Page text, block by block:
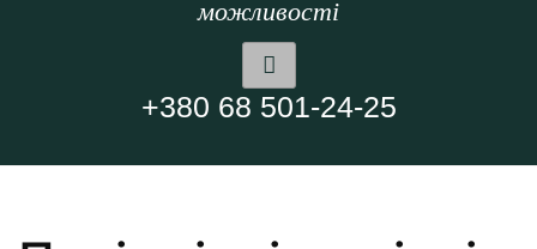
можливості
+380 68 501-24-25